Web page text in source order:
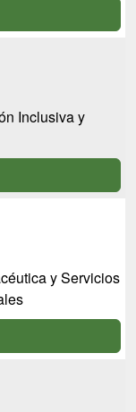
Inclusiva y
y Servicios